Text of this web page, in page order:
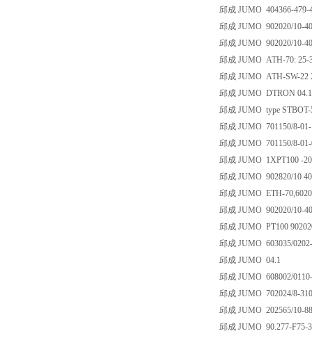
邱成 JUMO 404366-479-
邱成 JUMO 902020/10-
邱成 JUMO 902020/10-
邱成 JUMO ATH-70: 25-
邱成 JUMO ATH-SW-22
邱成 JUMO DTRON 04.1
邱成 JUMO type STBOT-
邱成 JUMO 701150/8-01-
邱成 JUMO 701150/8-01-
邱成 JUMO 1XPT100 -
邱成 JUMO 902820/10
邱成 JUMO ETH-
邱成 JUMO 902020/10-
邱成 JUMO PT100
邱成 JUMO 603035/
邱成 JUMO 04.1
邱成 JUMO 608002/
邱成 JUMO 702024/8-
邱成 JUMO 202565/10-
邱成 JUMO 90.277-F75-